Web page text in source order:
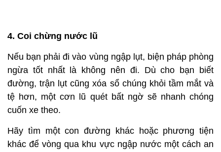
4. Coi chừng nước lũ
Nếu bạn phải đi vào vùng ngập lụt, biện pháp phòng
ngừa tốt nhất là không nên đi. Dù cho bạn biết
đường, trận lụt cũng xóa sổ chúng khỏi tầm mắt và
tệ hơn, một cơn lũ quét bất ngờ sẽ nhanh chóng
cuốn xe theo.
Hãy tìm một con đường khác hoặc phương tiện
khác để vòng qua khu vực ngập nước một cách an